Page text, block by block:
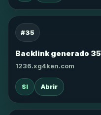
#35
Backlink generado 35
1236.xg4ken.com
SI Abrir